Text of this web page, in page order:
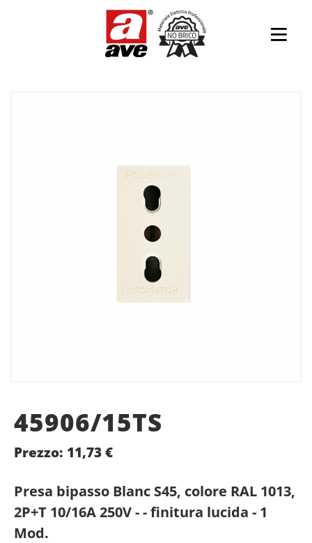
45906/15TS
Prezzo: 11,73€
Presa bipasso Blanc S45, colore RAL 1013,
2P+T 10/16A 250V - - finitura lucida - 1
Mod.